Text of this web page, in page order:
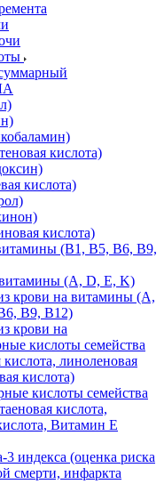
кислота)
кислота)
кислота)
(B1, B5, B6, В9,
(A, D, E, K)
крови на витамины (A,
В9, B12)
крови на
кислоты семейства
линоленовая
кислота)
кислоты семейства
кислота,
Витамин E
индекса (оценка риска
смерти, инфаркта